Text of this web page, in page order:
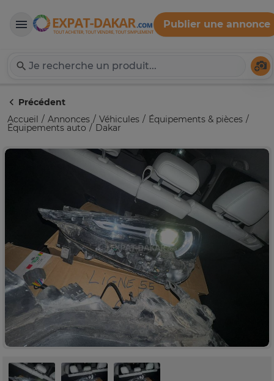
Expat-Dakar
Publier une annonce
Précédent
Accueil
Annonces Véhicules Équipements & pièces
Équipements auto Dakar